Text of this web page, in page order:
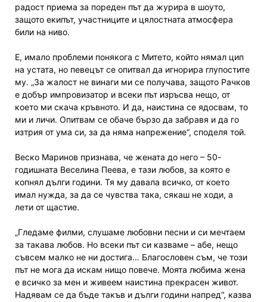
радост приема за пореден път да журира в шоуто,
защото екипът, участниците и цялостната атмосфера
били на ниво.
Е, имало проблеми понякога с Митето, който нямал цип
на устата, но певецът се опитвал да игнорира глупостите
му. „За жалост не винаги ми се получава, защото Рачков
е добър импровизатор и всеки път изръсва нещо, от
което ми скача кръвното. И да, наистина се ядосвам, то
ми и личи. Опитвам се обаче бързо да забравя и да го
изтрия от ума си, за да няма напрежение“, споделя той.
Веско Маринов признава, че жената до него – 50-
годишната Веселина Пеева, е тази любов, за която е
копнял дълги години. Тя му давала всичко, от което
имал нужда, за да се чувства така, сякаш не ходи, а
лети от щастие.
„Гледаме филми, слушаме любовни песни и си мечтаем
за такава любов. Но всеки път си казваме – абе, нещо
съвсем малко не ни достига… Благословен съм, че този
път не мога да искам нищо повече. Моята любима жена
е всичко за мен и живеем наистина прекрасен живот.
Надявам се да бъде такъв и дълги години напред“, казва